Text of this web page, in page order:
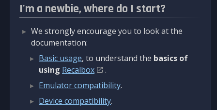
I'm a newbie, where do I start?
We strongly encourage you to look at the
documentation:
Basic usage, to understand the basics of
using Recalbox
.
Emulator compatibility.
Device compatibility.